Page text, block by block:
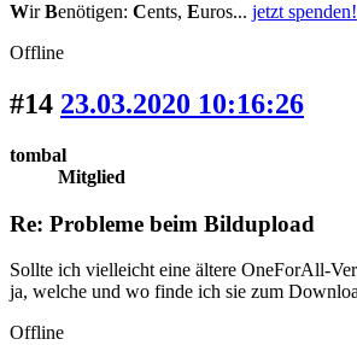
WirBenötigen: Cents, Euros... jetzt spenden!
Offline
#14 23.03.2020 10:16:26
tombal
Mitglied
Re: Probleme beim Bildupload
Sollte ich vielleicht eine ältere OneForAll-
ja, welche und wo finde ich sie zum
Offline